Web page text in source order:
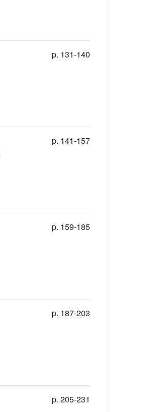
p. 131-140
p. 141-157
p. 159-185
p. 187-203
p. 205-231